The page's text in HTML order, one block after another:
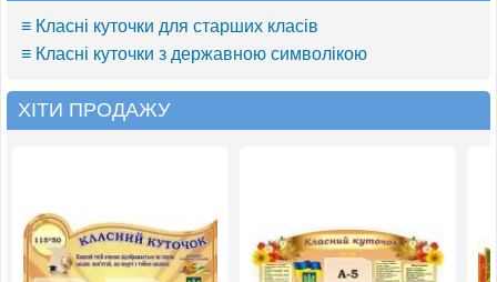
≡ Класні куточки для старших класів
≡ Класні куточки з державною символікою
ХІТИ ПРОДАЖУ